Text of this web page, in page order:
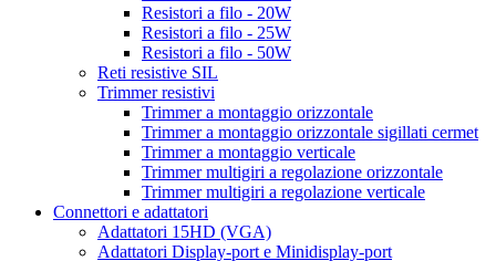
Resistori a filo - 20W
Resistori a filo - 25W
Resistori a filo - 50W
Reti resistive SIL
Trimmer resistivi
Trimmer a montaggio orizzontale
Trimmer a montaggio orizzontale sigillati cermet
Trimmer a montaggio verticale
Trimmer multigiri a regolazione orizzontale
Trimmer multigiri a regolazione verticale
Connettori e adattatori
Adattatori 15HD (VGA)
Adattatori Display-port e Minidisplay-port